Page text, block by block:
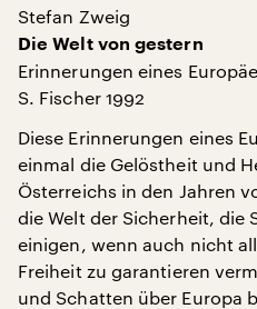
Stefan Zweig
Die Welt von gestern
Erinnerungen eines
S. Fischer 1992
Diese Erinnerungen eines
einmal die Gelöstheit und
Österreichs in den Jahren
die Welt der Sicherheit, die
einigen, wenn auch nicht
Freiheit zu garantieren
und Schatten über Europa